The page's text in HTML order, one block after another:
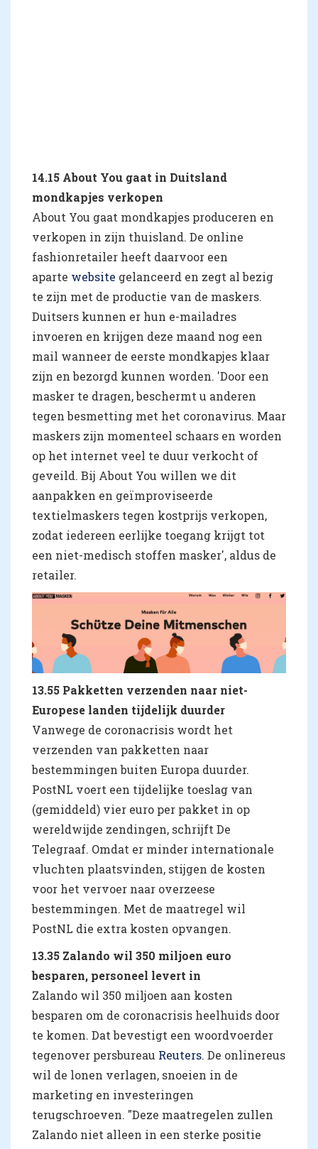
14.15 About You gaat in Duitsland
mondkapjes verkopen
About You gaat mondkapjes produceren en
verkopen in zijn thuisland. De online
fashionretailer heeft daarvoor een
aparte website gelanceerd en zegt al bezig
te zijn met de productie van de maskers.
Duitsers kunnen er hun e-mailadres
invoeren en krijgen deze maand nog een
mail wanneer de eerste mondkapjes klaar
zijn en bezorgd kunnen worden. 'Door een
masker te dragen, beschermt u anderen
tegen besmetting met het coronavirus. Maar
maskers zijn momenteel schaars en worden
op het internet veel te duur verkocht of
geveild. Bij About You willen we dit
aanpakken en geïmproviseerde
textielmaskers tegen kostprijs verkopen,
zodat iedereen eerlijke toegang krijgt tot
een niet-medisch stoffen masker', aldus de
retailer.
13.55 Pakketten verzenden naar niet-
Europese landen tijdelijk duurder
Vanwege de coronacrisis wordt het
verzenden van pakketten naar
bestemmingen buiten Europa duurder.
PostNL voert een tijdelijke toeslag van
(gemiddeld) vier euro per pakket in op
wereldwijde zendingen, schrijft De
Telegraaf. Omdat er minder internationale
vluchten plaatsvinden, stijgen de kosten
voor het vervoer naar overzeese
bestemmingen. Met de maatregel wil
PostNL die extra kosten opvangen.
13.35 Zalando wil 350 miljoen euro
besparen, personeel levert in
Zalando wil 350 miljoen aan kosten
besparen om de coronacrisis heelhuids door
te komen. Dat bevestigt een woordvoerder
tegenover persbureau Reuters. De onlinereus
wil de lonen verlagen, snoeien in de
marketing en investeringen
terugschroeven. "Deze maatregelen zullen
Zalando niet alleen in een sterke positie